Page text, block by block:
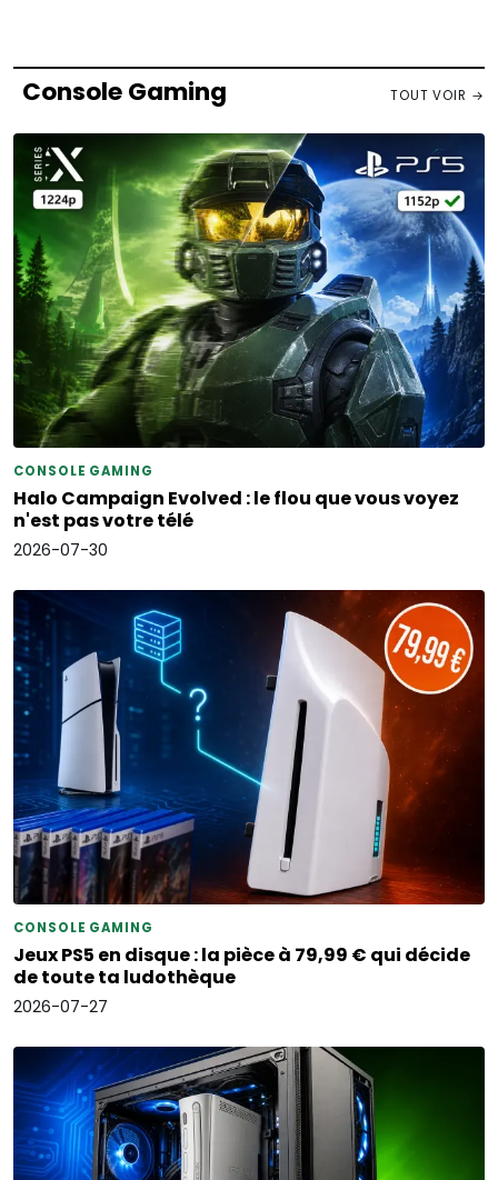
Console Gaming TOUT VOIR →
CONSOLE GAMING
Halo Campaign Evolved : le flou que vous voyez
n'est pas votre télé
2026-07-30
CONSOLE GAMING
Jeux PS5 en disque : la pièce à 79,99 € qui décide
de toute ta ludothèque
2026-07-27